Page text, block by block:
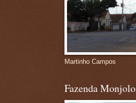
Martinho Campos
Fazenda Monjolo